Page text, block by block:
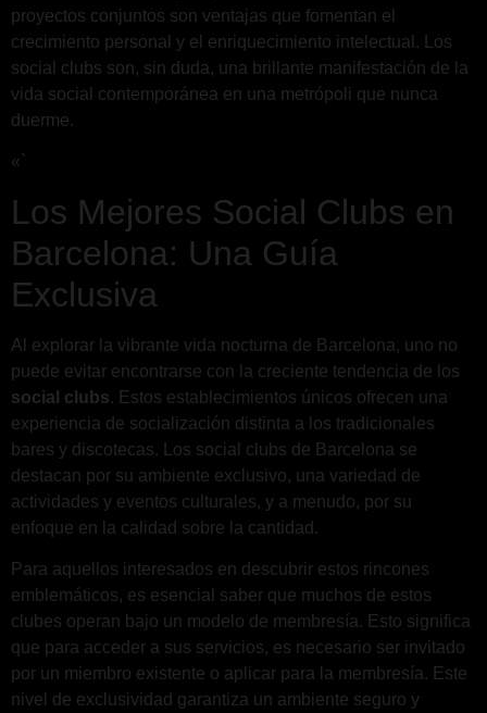
proyectos conjuntos son ventajas que fomentan el
crecimiento personal y el enriquecimiento intelectual. Los
social clubs son, sin duda, una brillante manifestación de la
vida social contemporánea en una metrópoli que nunca
duerme.
«`
Los Mejores Social Clubs en
Barcelona: Una Guía
Exclusiva
Al explorar la vibrante vida nocturna de Barcelona, uno no
puede evitar encontrarse con la creciente tendencia de los
social clubs. Estos establecimientos únicos ofrecen una
experiencia de socialización distinta a los tradicionales
bares y discotecas. Los social clubs de Barcelona se
destacan por su ambiente exclusivo, una variedad de
actividades y eventos culturales, y a menudo, por su
enfoque en la calidad sobre la cantidad.
Para aquellos interesados en descubrir estos rincones
emblemáticos, es esencial saber que muchos de estos
clubes operan bajo un modelo de membresía. Esto significa
que para acceder a sus servicios, es necesario ser invitado
por un miembro existente o aplicar para la membresía. Este
nivel de exclusividad garantiza un ambiente seguro y